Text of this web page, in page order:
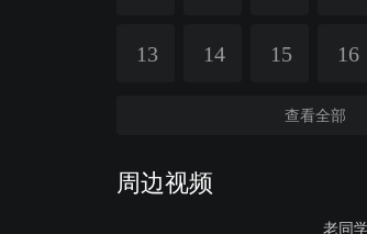
13 14 15 16
查看全部
周边视频
老同